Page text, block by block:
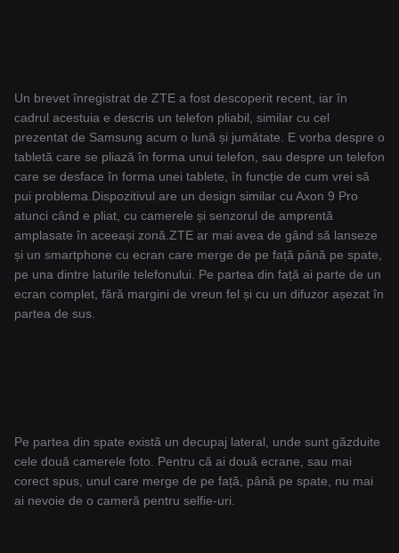
Un brevet înregistrat de ZTE a fost descoperit recent, iar în
cadrul acestuia e descris un telefon pliabil, similar cu cel
prezentat de Samsung acum o lună și jumătate. E vorba despre o
tabletă care se pliază în forma unui telefon, sau despre un telefon
care se desface în forma unei tablete, în funcție de cum vrei să
pui problema.Dispozitivul are un design similar cu Axon 9 Pro
atunci când e pliat, cu camerele și senzorul de amprentă
amplasate în aceeași zonă.ZTE ar mai avea de gând să lanseze
și un smartphone cu ecran care merge de pe față până pe spate,
pe una dintre laturile telefonului. Pe partea din față ai parte de un
ecran complet, fără margini de vreun fel și cu un difuzor așezat în
partea de sus.
Pe partea din spate există un decupaj lateral, unde sunt găzduite
cele două camerele foto. Pentru că ai două ecrane, sau mai
corect spus, unul care merge de pe față, până pe spate, nu mai
ai nevoie de o cameră pentru selfie-uri.